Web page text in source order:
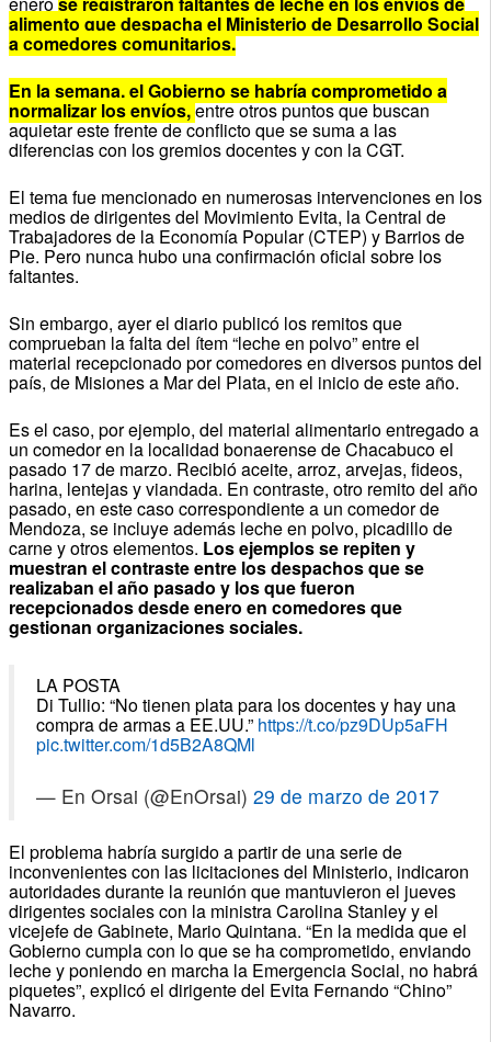
alimento que despacha el Ministerio de Desarrollo Social
a comedores comunitarios.
En la semana, el Gobierno se habría comprometido a
normalizar los envíos,entre otros puntos que buscan
aquietar este frente de conflicto que se suma a las
diferencias con los gremios docentes y con la CGT.
El tema fue mencionado en numerosas intervenciones en los
medios de dirigentes del Movimiento Evita, la Central de
Trabajadores de la Economía Popular (CTEP) y Barrios de
Pie. Pero nunca hubo una confirmación oficial sobre los
faltantes.
Sin embargo, ayer el diario publicó los remitos que
comprueban la falta del ítem “leche en polvo” entre el
material recepcionado por comedores en diversos puntos del
país, de Misiones a Mar del Plata, en el inicio de este año.
Es el caso, por ejemplo, del material alimentario entregado a
un comedor en la localidad bonaerense de Chacabuco el
pasado 17 de marzo. Recibió aceite, arroz, arvejas, fideos,
harina, lentejas y viandada. En contraste, otro remito del año
pasado, en este caso correspondiente a un comedor de
Mendoza, se incluye además leche en polvo, picadillo de
carne y otros elementos. Los ejemplos se repiten y
muestran el contraste entre los despachos que se
realizaban el año pasado y los que fueron
recepcionados desde enero en comedores que
gestionan organizaciones sociales.
LA POSTA
Di Tullio: “No tienen plata para los docentes y hay una
compra de armas a EE.UU.” https://t.co/pz9DUp5aFH
pic.twitter.com/1d5B2A8QMl
— En Orsai (@EnOrsai) 29 de marzo de 2017
El problema habría surgido a partir de una serie de
inconvenientes con las licitaciones del Ministerio, indicaron
autoridades durante la reunión que mantuvieron el jueves
dirigentes sociales con la ministra Carolina Stanley y el
vicejefe de Gabinete, Mario Quintana. “En la medida que el
Gobierno cumpla con lo que se ha comprometido, enviando
leche y poniendo en marcha la Emergencia Social, no habrá
piquetes”, explicó el dirigente del Evita Fernando “Chino”
Navarro.